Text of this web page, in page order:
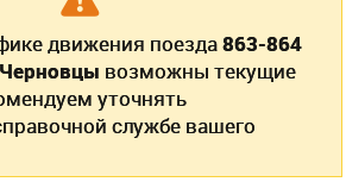
движения поезда863-864
возможны текущие
уточнять
службе вашего